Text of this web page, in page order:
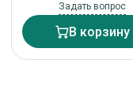
Задать вопрос
В корзину